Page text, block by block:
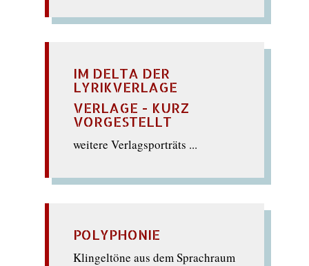
IM DELTA DER
LYRIKVERLAGE
VERLAGE - KURZ
VORGESTELLT
weitere Verlagsporträts ...
POLYPHONIE
Klingeltöne aus dem Sprachraum